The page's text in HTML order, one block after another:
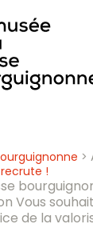
>
recrute !
Vous
de la